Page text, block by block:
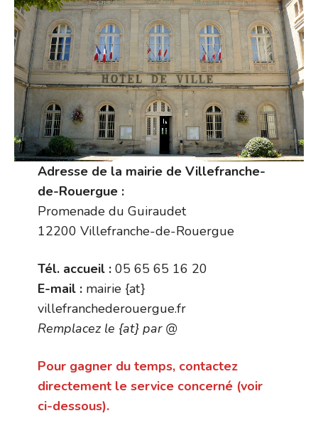
Adresse de la mairie de Villefranche-
de-Rouergue :
Promenade du Guiraudet
12200 Villefranche-de-Rouergue
Tél. accueil : 05 65 65 16 20
E-mail : mairie {at}
villefranchederouergue.fr
Remplacez le {at} par @
Pour gagner du temps, contactez
directement le service concerné (voir
ci-dessous).